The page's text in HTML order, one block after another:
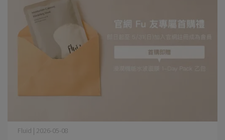
Fluid | 2026-05-08